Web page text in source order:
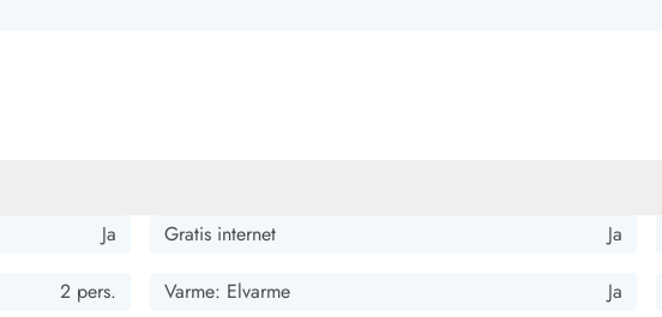
Ja Gratis internet Ja
2 pers. Varme: Elvarme Ja